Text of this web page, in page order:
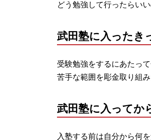
どう勉強して行ったらい
武田塾に入ったき
受験勉強をするにあたっ
苦手な範囲を彫金取り組
武田塾に入ってか
入塾する前は自分から何